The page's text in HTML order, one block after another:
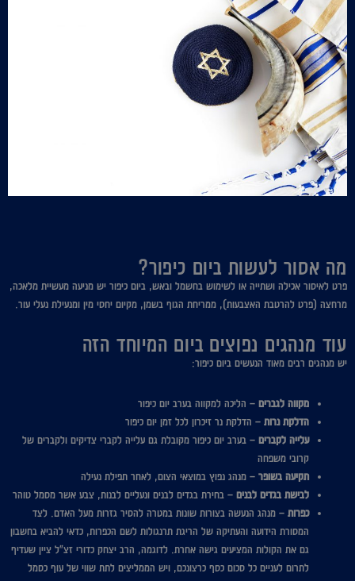
מה אסור לעשות ביום כיפור?
פרט לאיסור אכילה ושתייה או לשימוש בחשמל ובאש, ביום כיפור יש מניעה מעשיית מלאכה,
מרחצה (פרט להרטבת האצבעות), ממריחת הגוף בשמן, מקיום יחסי מין ומנעילת נעלי עור.
עוד מנהגים נפוצים ביום המיוחד הזה
יש מנהגים רבים מאוד הנעשים ביום כיפור:
מקווה לגברים – הליכה למקווה בערב יום כיפור
הדלקת נרות – הדלקת נר זיכרון לכל זמן יום כיפור
עלייה לקברים – בערב יום כיפור מקובלת גם עלייה לקברי צדיקים ולקברים של
קרובי משפחה
תקיעה בשופר – מנהג נפוץ במוצאי הצום, לאחר תפילת נעילה
לבישת בגדים לבנים – בחירת בגדים לבנים ונעליים לבנות, צבע אשר מסמל טוהר
כפרות – מנהג הנעשה בצורות שונות במטרה להסיר גזרות מעל האדם. לצד
המסורת הידועה והעתיקה של הריגת תרנגולות לשם הכפרות, כדאי להביא בחשבון
גם את הקולות המציעים גישה אחרת. לדוגמה, הרב יצחק כדורי זצ"ל ציין שעדיף
לתרום לעניים כל סכום כסף כרצונכם, ויש הממליצים לתת שווי של עוף כסמל